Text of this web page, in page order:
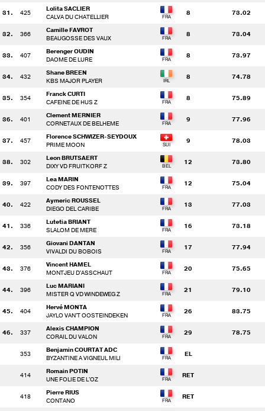
31. 425
Lolita SACLIER
CALVA DU CHATELLIER
8 73.02
32. 366
Camille FAVROT
BEAUGOSSE DES VAUX
8 73.04
33. 407
Berenger OUDIN
DAOME DE LURE
8 73.97
34. 432
Shane BREEN
KBS MAJOR PLAYER
8 74.78
35. 354
Franck CURTI
CAFEINE DE HUS Z
8 75.89
36. 401
Clement MERNIER
CORNETAUX DE BELHEME
9 77.96
37. 457
Florence SCHWIZER-SEYDOUX
PRIME MOON
9 78.03
38. 302
Leon BRUTSAERT
DIXY VD FRUITKORF Z
12 73.80
39. 397
Lea MARIN
CODY DES FONTENOTTES
12 75.04
40. 422
Aymeric ROUSSEL
DIEGO DEL CARIBE
13 77.03
41. 336
Lutetia BRIANT
SLALOM DE MERE
16 73.18
42. 356
Giovani DANTAN
VIVALDI DU BOBOIS
17 77.94
43. 376
Vincent HAMEL
MONTJEU D'ASSCHAUT
20 75.65
44. 396
Luc MARIANI
MISTER Q VD WINDEWEG Z
21 79.10
45. 404
Hervé MONTA
JAYLO VAN'T OOSTEINDEKEN
26 83.75
46. 337
Alexis CHAMPION
CORAIL DU VALON
29 78.75
353
Benjamin COURTAT ADC
BYZANTINE A VIGNEUL MILI
EL
414
Romain POTIN
UNE FOLIE DE L'OZ
RET
418
Pierre RIUS
CONTANO
RET